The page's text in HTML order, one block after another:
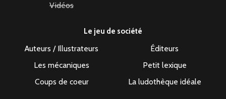
Vidéos
Le jeu de société
Auteurs / Illustrateurs
Éditeurs
Les mécaniques
Petit lexique
Coups de coeur
La ludothèque idéale